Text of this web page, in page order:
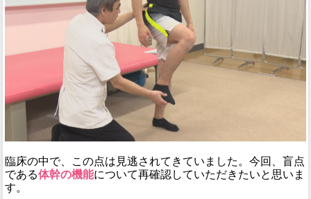
臨床の中で、この点は見逃されてきていました。今回、盲点
である体幹の機能について再確認していただきたいと思いま
す。